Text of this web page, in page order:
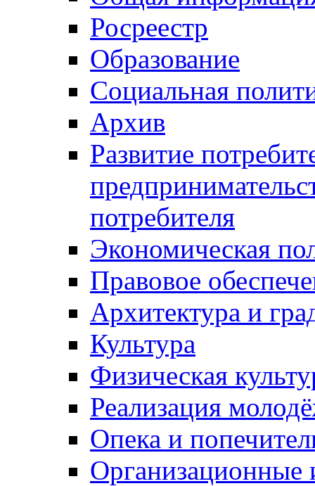
Росреестр
Образование
Социальная
Архив
Развитие
потребителя
Экономическая
Правовое
Архитектура и
Культура
Физическая
Реализация
Опека и